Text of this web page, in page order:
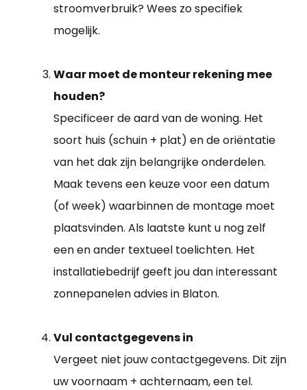
stroomverbruik? Wees zo specifiek
mogelijk.
Waar moet de monteur rekening mee
houden?
Specificeer de aard van de woning. Het
soort huis (schuin + plat) en de oriëntatie
van het dak zijn belangrijke onderdelen.
Maak tevens een keuze voor een datum
(of week) waarbinnen de montage moet
plaatsvinden. Als laatste kunt u nog zelf
een en ander textueel toelichten. Het
installatiebedrijf geeft jou dan interessant
zonnepanelen advies in Blaton.
Vul contactgegevens in
Vergeet niet jouw contactgegevens. Dit zijn
uw voornaam + achternaam, een tel.